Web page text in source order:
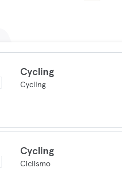
Cycling
Cycling
Cycling
Ciclismo